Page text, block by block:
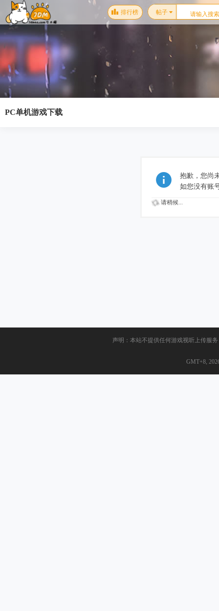
排行榜 帖子
PC单机游戏下载
抱歉，您尚
如您没有账
请稍候...
声明：本站不提供任何游戏视听上传服
GMT+8,